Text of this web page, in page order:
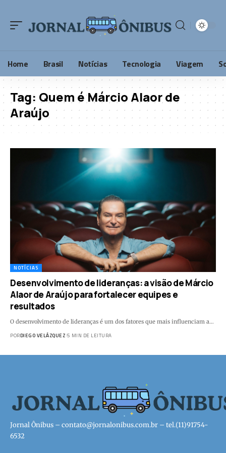
Home Brasil Notícias Tecnologia Viagem
Tag: Quem é Márcio Alaor de
Araújo
NOTÍCIAS
Desenvolvimento de lideranças: a visão de Márcio
Alaor de Araújo para fortalecer equipes e
resultados
O desenvolvimento de lideranças é um dos fatores que mais influenciam a…
PORDIEGO VELÁZQUEZ 5 MIN DE LEITURA
Jornal Ônibus – contato@jornalonibus.com.br – tel.(11)91754-
6532